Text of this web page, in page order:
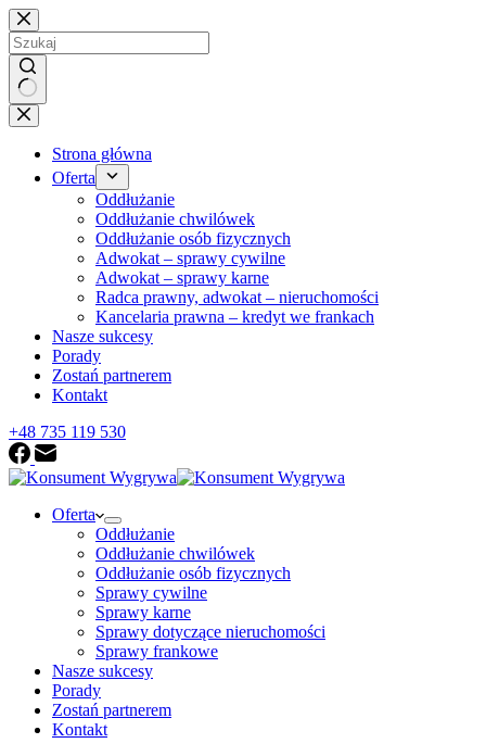
Przejdź
do
treści
Brak
wyników
Strona główna
Oferta
Oddłużanie
Oddłużanie chwilówek
Oddłużanie osób fizycznych
Adwokat – sprawy cywilne
Adwokat – sprawy karne
Radca prawny, adwokat – nieruchomości
Kancelaria prawna – kredyt we frankach
Nasze sukcesy
Porady
Zostań partnerem
Kontakt
+48 735 119 530
Oferta
Oddłużanie
Oddłużanie chwilówek
Oddłużanie osób fizycznych
Sprawy cywilne
Sprawy karne
Sprawy dotyczące nieruchomości
Sprawy frankowe
Nasze sukcesy
Porady
Zostań partnerem
Kontakt